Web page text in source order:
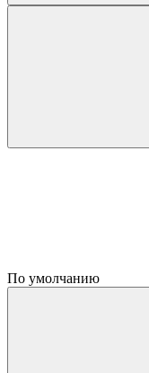
По умолчанию